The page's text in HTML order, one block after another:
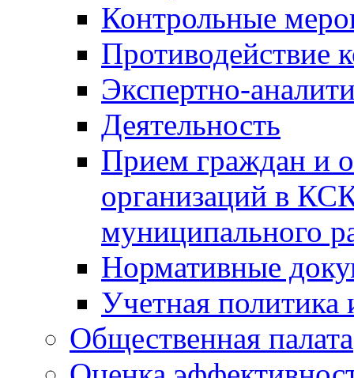
Контрольные
Противодействие
Экспертно-
Деятельность
Прием граждан и
организаций в
муниципального
Нормативные
Учетная политика
Общественная палата